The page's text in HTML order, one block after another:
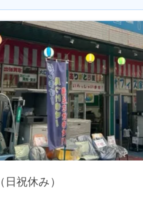
（日祝休み）